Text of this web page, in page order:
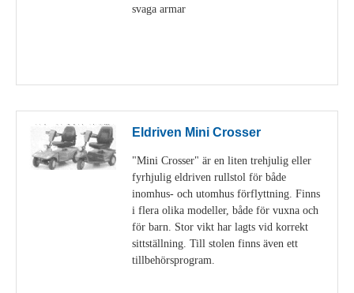
svaga armar
Eldriven Mini Crosser
"Mini Crosser" är en liten trehjulig eller
fyrhjulig eldriven rullstol för både
inomhus- och utomhus förflyttning. Finns
i flera olika modeller, både för vuxna och
för barn. Stor vikt har lagts vid korrekt
sittställning. Till stolen finns även ett
tillbehörsprogram.